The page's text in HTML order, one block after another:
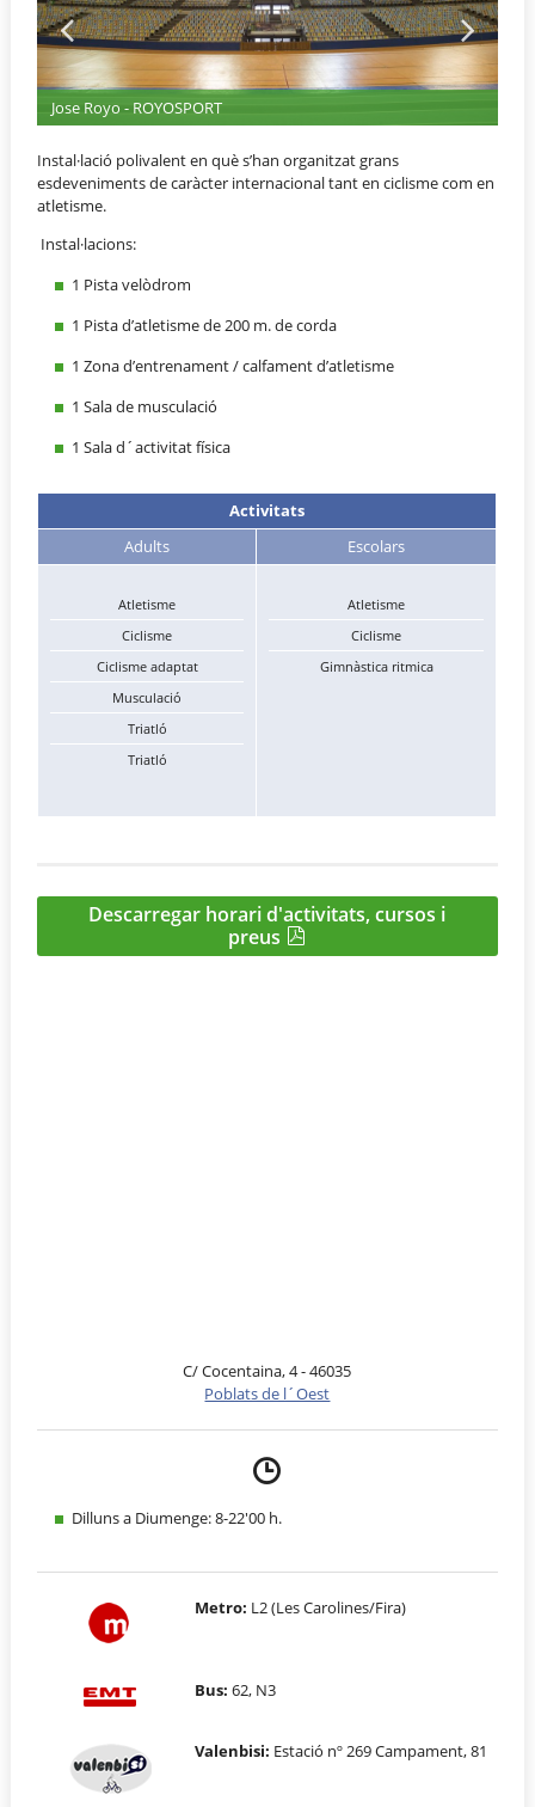
Jose Royo - ROYOSPORT
Instal·lació polivalent en què s’han organitzat grans
esdeveniments de caràcter internacional tant en ciclisme com en
atletisme.
Instal·lacions:
1 Pista velòdrom
1 Pista d’atletisme de 200 m. de corda
1 Zona d’entrenament / calfament d’atletisme
1 Sala de musculació
1 Sala d´activitat física
Activitats
Adults
Escolars
Atletisme
Ciclisme
Ciclisme adaptat
Musculació
Triatló
Triatló
Atletisme
Ciclisme
Gimnàstica ritmica
Descarregar horari d'activitats, cursos i
preus
C/ Cocentaina, 4 - 46035
Poblats de l´Oest
Dilluns a Diumenge: 8-22'00 h.
Metro: L2 (Les Carolines/Fira)
Bus: 62, N3
Valenbisi: Estació nº 269 Campament, 81